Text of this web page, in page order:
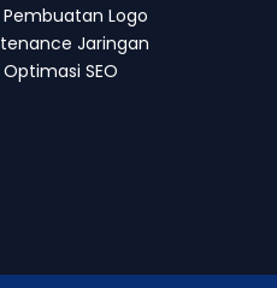
Pembuatan Logo
Jaringan
SEO